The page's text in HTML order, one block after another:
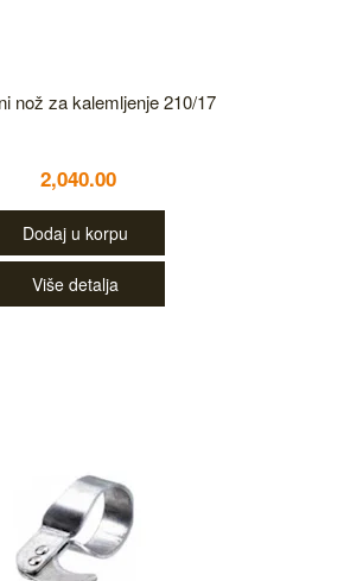
nož za kalemljenje 210/17
2,040.00
Dodaj u korpu
Više detalja